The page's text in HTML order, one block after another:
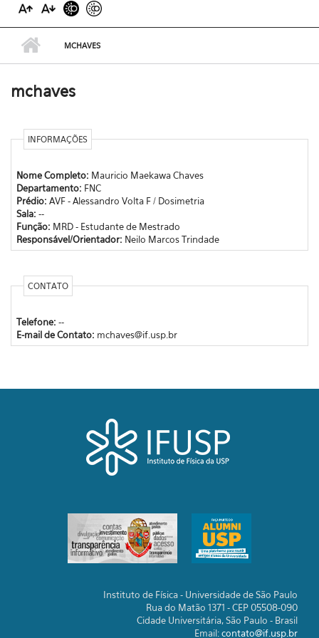
MCHAVES
mchaves
INFORMAÇÕES
Nome Completo: Mauricio Maekawa Chaves
Departamento: FNC
Prédio: AVF - Alessandro Volta F / Dosimetria
Sala: --
Função: MRD - Estudante de Mestrado
Responsável/Orientador: Neilo Marcos Trindade
CONTATO
Telefone: --
E-mail de Contato: mchaves@if.usp.br
Instituto de Física - Universidade de São Paulo
Rua do Matão 1371 - CEP 05508-090
Cidade Universitária, São Paulo - Brasil
Email:contato@if.usp.br